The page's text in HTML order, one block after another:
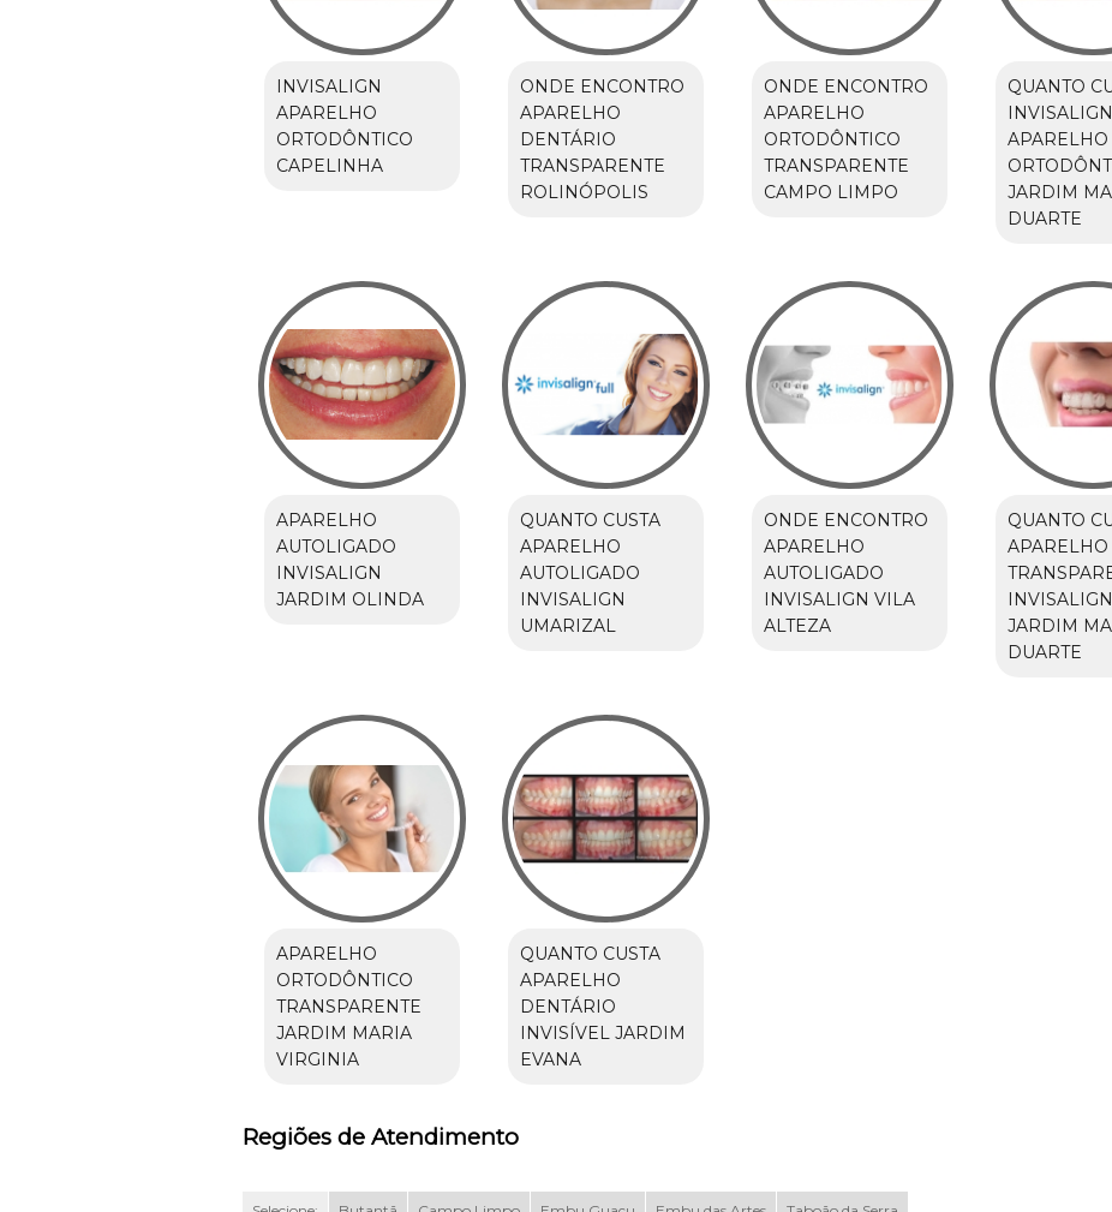
INVISALIGN
APARELHO
ORTODÔNTICO
CAPELINHA
ONDE ENCONTRO
APARELHO
DENTÁRIO
TRANSPARENTE
ROLINÓPOLIS
ONDE ENCONTRO
APARELHO
ORTODÔNTICO
TRANSPARENTE
CAMPO LIMPO
QUANTO
INVISALIGN
APARELHO
JARDIM
DUARTE
APARELHO
AUTOLIGADO
INVISALIGN
JARDIM OLINDA
QUANTO CUSTA
APARELHO
AUTOLIGADO
INVISALIGN
UMARIZAL
ONDE ENCONTRO
APARELHO
AUTOLIGADO
INVISALIGN VILA
ALTEZA
QUANTO
APARELHO
INVISALIGN
JARDIM
DUARTE
APARELHO
ORTODÔNTICO
TRANSPARENTE
JARDIM MARIA
VIRGINIA
QUANTO CUSTA
APARELHO
DENTÁRIO
INVISÍVEL JARDIM
EVANA
Regiões de Atendimento